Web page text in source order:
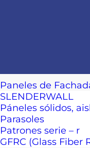
Paneles de
SLENDERWALL
Páneles sólidos,
Parasoles
Patrones serie – r
GFRC (Glass Fiber